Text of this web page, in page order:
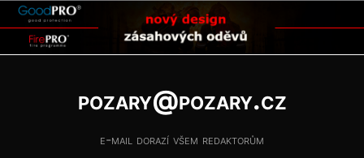
pozary@pozary.cz
e-mail dorazí všem redaktorům